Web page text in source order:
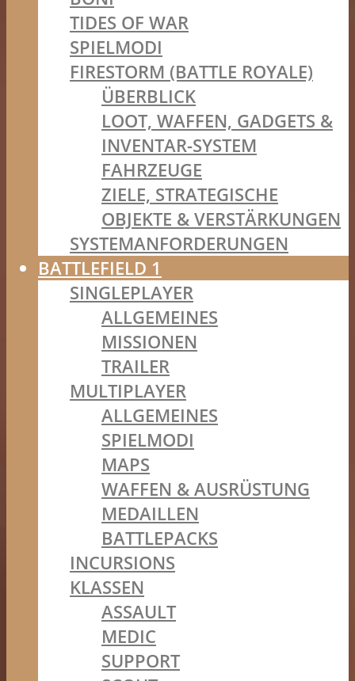
TIDES OF WAR
SPIELMODI
FIRESTORM (BATTLE ROYALE)
ÜBERBLICK
LOOT, WAFFEN, GADGETS &
INVENTAR-SYSTEM
FAHRZEUGE
ZIELE, STRATEGISCHE
OBJEKTE & VERSTÄRKUNGEN
SYSTEMANFORDERUNGEN
BATTLEFIELD 1
SINGLEPLAYER
ALLGEMEINES
MISSIONEN
TRAILER
MULTIPLAYER
ALLGEMEINES
SPIELMODI
MAPS
WAFFEN & AUSRÜSTUNG
MEDAILLEN
BATTLEPACKS
INCURSIONS
KLASSEN
ASSAULT
MEDIC
SUPPORT